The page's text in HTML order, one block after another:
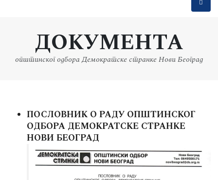
ДОКУМЕНТА
општинског одбора Демократске странке Нови Београд
ПОСЛОВНИК О РАДУ ОПШТИНСКОГ
ОДБОРА ДЕМОКРАТСКЕ СТРАНКЕ
НОВИ БЕОГРАД